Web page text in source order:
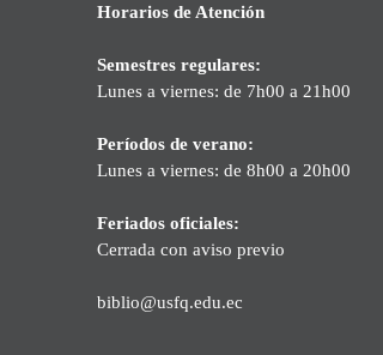
Horarios de Atención
Semestres regulares:
Lunes a viernes: de 7h00 a 21h00
Períodos de verano:
Lunes a viernes: de 8h00 a 20h00
Feriados oficiales:
Cerrada con aviso previo
biblio@usfq.edu.ec